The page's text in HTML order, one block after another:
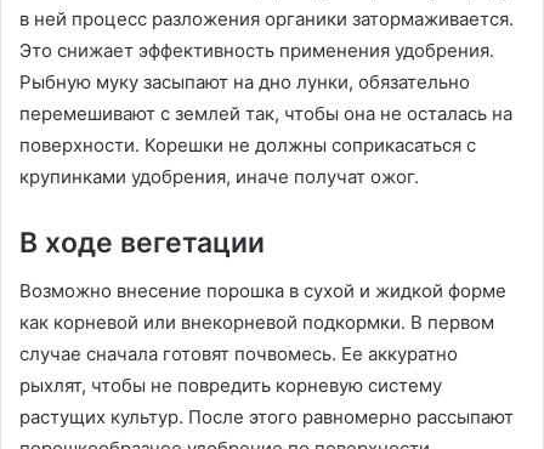
в ней процесс разложения органики затормаживается.
Это снижает эффективность применения удобрения.
Рыбную муку засыпают на дно лунки, обязательно
перемешивают с землей так, чтобы она не осталась на
поверхности. Корешки не должны соприкасаться с
крупинками удобрения, иначе получат ожог.
В ходе вегетации
Возможно внесение порошка в сухой и жидкой форме
как корневой или внекорневой подкормки. В первом
случае сначала готовят почвомесь. Ее аккуратно
рыхлят, чтобы не повредить корневую систему
растущих культур. После этого равномерно рассыпают